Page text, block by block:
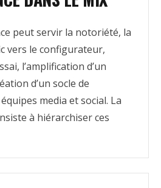
peut servir la notoriété, la
vers le configurateur,
l’amplification d’un
d’un socle de
media et social. La
à hiérarchiser ces